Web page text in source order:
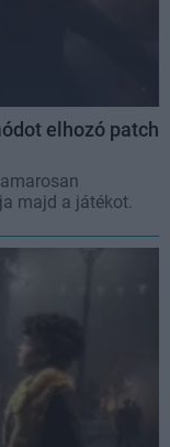
elhozó patch
majd a játékot.